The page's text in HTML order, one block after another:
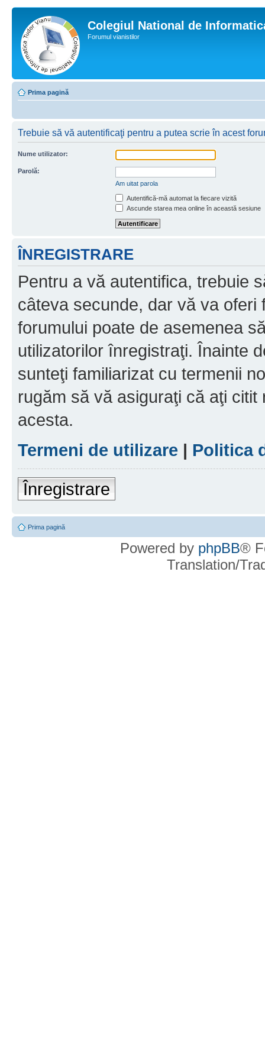
Colegiul National de
Forumul vianistilor
Prima pagină
Trebuie să vă autentificaţi pentru a putea scrie în acest
Nume utilizator:
Parolă:
Am uitat parola
Autentifică-mă automat la fiecare vizită
Ascunde starea mea online în această sesiune
ÎNREGISTRARE
Pentru a vă autentifica, trebuie
câteva secunde, dar vă va oferi
forumului poate de asemenea
utilizatorilor înregistraţi. Înainte
sunteţi familiarizat cu termenii
rugăm să vă asiguraţi că aţi
acesta.
Termeni de utilizare | Politica
Înregistrare
Prima pagină
Powered by phpBB®
Translation/